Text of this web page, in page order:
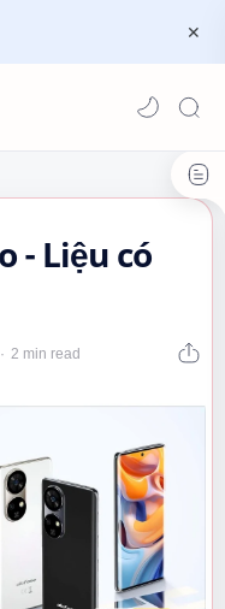
- Liệu có
2 min read